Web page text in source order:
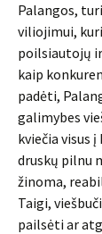
Palangos,
viliojimui,
poilsiautojų
kaip
padėti,
galimybes
kviečia visus
druskų pilnu
žinoma,
Taigi,
pailsėti ar